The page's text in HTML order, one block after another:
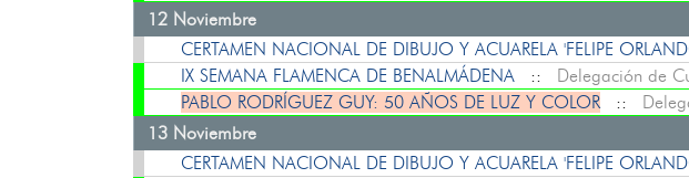
12 Noviembre
CERTAMEN NACIONAL DE DIBUJO Y ACUARELA 'FELIPE
IX SEMANA FLAMENCA DE BENALMÁDENA
:: Delegación de
PABLO RODRÍGUEZ GUY: 50 AÑOS DE LUZ Y COLOR::
13 Noviembre
CERTAMEN NACIONAL DE DIBUJO Y ACUARELA 'FELIPE